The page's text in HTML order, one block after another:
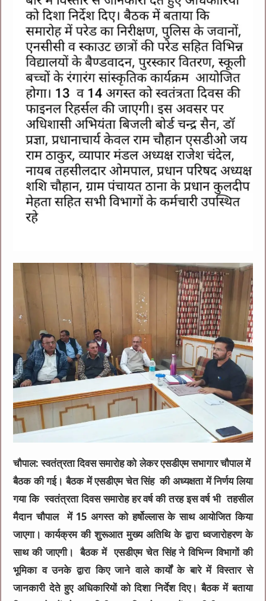
चौपाल: स्वतंत्रता दिवस समारोह को लेकर एसडीएम सभागार चौपाल में
बैठक की गई। बैठक में एसडीएम चेत सिंह की अध्यक्षता में निर्णय लिया
गया कि स्वतंत्रता दिवस समारोह हर वर्ष की तरह इस वर्ष भी तहसील
मैदान चौपाल में 15 अगस्त को हर्षोल्लास के साथ आयोजित किया
जाएगा। कार्यक्रम की शुरूआत मुख्य अतिथि के द्वारा ध्वजारोहरण के
साथ की जाएगी। बैठक में एसडीएम चेत सिंह ने विभिन्न विभागों की
भूमिका व उनके द्वारा किए जाने वाले कार्यों के बारे में विस्तार से
जानकारी देते हुए अधिकारियों को दिशा निर्देश दिए। बैठक में बताया